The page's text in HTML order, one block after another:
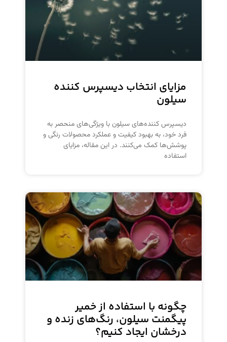
مزایای انتخاب دیسپرس کننده
سیلون
دیسپرس کننده‌های سیلون با ویژگی‌های منحصر به
فرد خود، به بهبود کیفیت و عملکرد محصولات رنگی و
پوشش‌ها کمک می‌کنند. در این مقاله، مزایای
استفاده
چگونه با استفاده از خمیر
پیگمنت سیلون، رنگ‌های زنده و
درخشان ایجاد کنیم؟